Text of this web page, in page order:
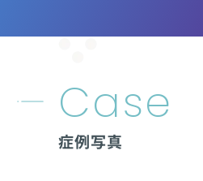
Case
症例写真